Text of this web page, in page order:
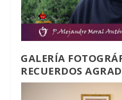
GALERÍA
RECUERDOS